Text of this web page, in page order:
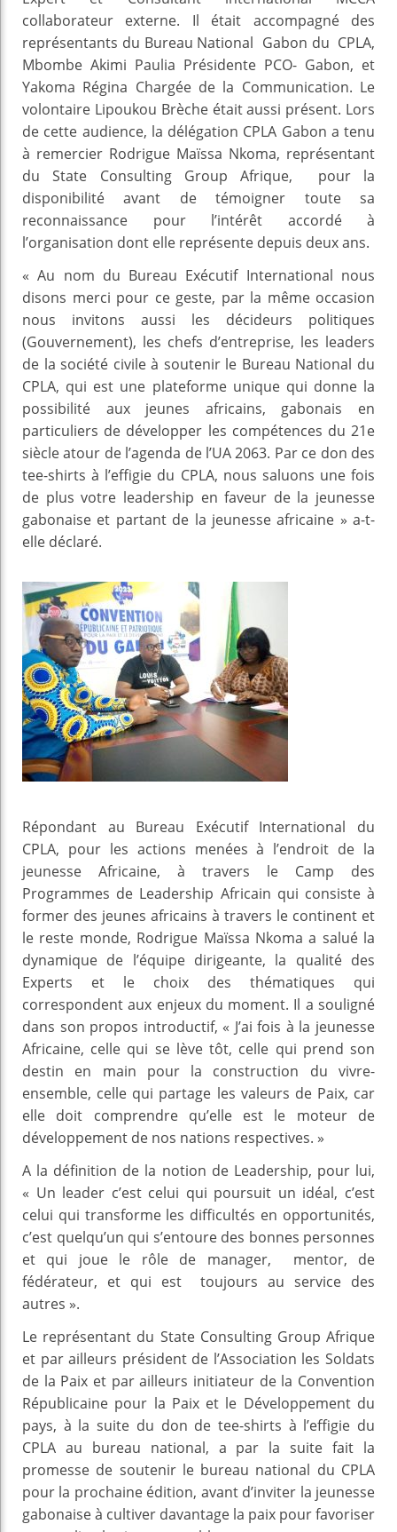
collaborateur externe. Il était accompagné des
représentants du Bureau National Gabon du CPLA,
Mbombe Akimi Paulia Présidente PCO- Gabon, et
Yakoma Régina Chargée de la Communication. Le
volontaire Lipoukou Brèche était aussi présent. Lors
de cette audience, la délégation CPLA Gabon a tenu
à remercier Rodrigue Maïssa Nkoma, représentant
du State Consulting Group Afrique, pour la
disponibilité avant de témoigner toute sa
reconnaissance pour l’intérêt accordé à
l’organisation dont elle représente depuis deux ans.
« Au nom du Bureau Exécutif International nous
disons merci pour ce geste, par la même occasion
nous invitons aussi les décideurs politiques
(Gouvernement), les chefs d’entreprise, les leaders
de la société civile à soutenir le Bureau National du
CPLA, qui est une plateforme unique qui donne la
possibilité aux jeunes africains, gabonais en
particuliers de développer les compétences du 21e
siècle atour de l’agenda de l’UA 2063. Par ce don des
tee-shirts à l’effigie du CPLA, nous saluons une fois
de plus votre leadership en faveur de la jeunesse
gabonaise et partant de la jeunesse africaine » a-t-
elle déclaré.
Répondant au Bureau Exécutif International du
CPLA, pour les actions menées à l’endroit de la
jeunesse Africaine, à travers le Camp des
Programmes de Leadership Africain qui consiste à
former des jeunes africains à travers le continent et
le reste monde, Rodrigue Maïssa Nkoma a salué la
dynamique de l’équipe dirigeante, la qualité des
Experts et le choix des thématiques qui
correspondent aux enjeux du moment. Il a souligné
dans son propos introductif, « J’ai fois à la jeunesse
Africaine, celle qui se lève tôt, celle qui prend son
destin en main pour la construction du vivre-
ensemble, celle qui partage les valeurs de Paix, car
elle doit comprendre qu’elle est le moteur de
développement de nos nations respectives. »
A la définition de la notion de Leadership, pour lui,
« Un leader c’est celui qui poursuit un idéal, c’est
celui qui transforme les difficultés en opportunités,
c’est quelqu’un qui s’entoure des bonnes personnes
et qui joue le rôle de manager, mentor, de
fédérateur, et qui est toujours au service des
autres ».
Le représentant du State Consulting Group Afrique
et par ailleurs président de l’Association les Soldats
de la Paix et par ailleurs initiateur de la Convention
Républicaine pour la Paix et le Développement du
pays, à la suite du don de tee-shirts à l’effigie du
CPLA au bureau national, a par la suite fait la
promesse de soutenir le bureau national du CPLA
pour la prochaine édition, avant d’inviter la jeunesse
gabonaise à cultiver davantage la paix pour favoriser